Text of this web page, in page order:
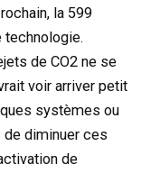
la 599
technologie.
de CO2 ne se
voir arriver petit
systèmes ou
diminuer ces
de